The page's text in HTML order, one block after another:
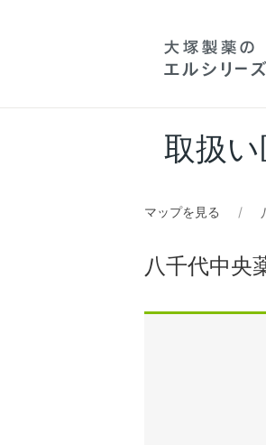
取扱
マップを見る
八千代中央